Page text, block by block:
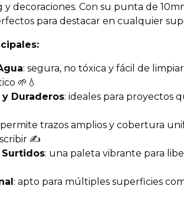
decoraciones. Con su punta de
para destacar en cualquier
: segura, no tóxica y fácil de
🌱💧
Duraderos: ideales para proyectos
permite trazos amplios y cobertura
✍️
Surtidos: una paleta vibrante para
: apto para múltiples superficies